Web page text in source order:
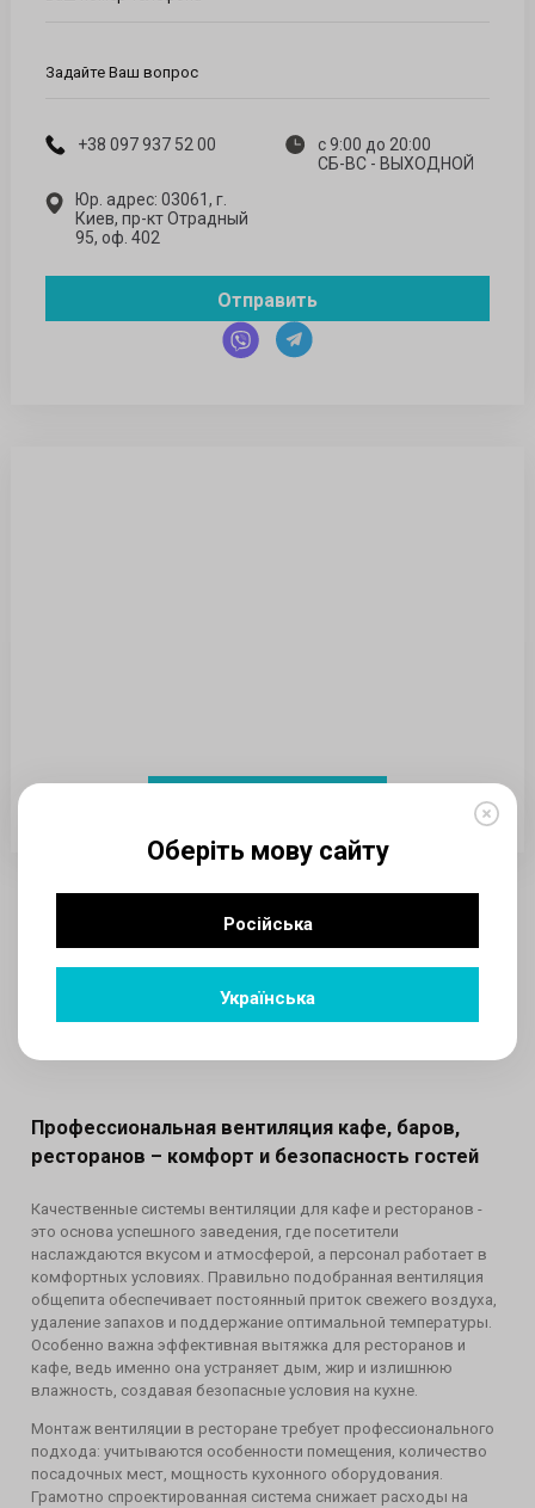
Оберіть мову сайту
Російська
Українська
Задайте Ваш вопрос
+38 097 937 52 00
с 9:00 до 20:00
СБ-ВС - ВЫХОДНОЙ
Юр. адрес: 03061, г.
Киев, пр-кт Отрадный
95, оф. 402
Отправить
Профессиональная вентиляция кафе, баров,
ресторанов – комфорт и безопасность гостей
Качественные системы вентиляции для кафе и ресторанов -
это основа успешного заведения, где посетители
наслаждаются вкусом и атмосферой, а персонал работает в
комфортных условиях. Правильно подобранная вентиляция
общепита обеспечивает постоянный приток свежего воздуха,
удаление запахов и поддержание оптимальной температуры.
Особенно важна эффективная вытяжка для ресторанов и
кафе, ведь именно она устраняет дым, жир и излишнюю
влажность, создавая безопасные условия на кухне.
Монтаж вентиляции в ресторане требует профессионального
подхода: учитываются особенности помещения, количество
посадочных мест, мощность кухонного оборудования.
Грамотно спроектированная система снижает расходы на